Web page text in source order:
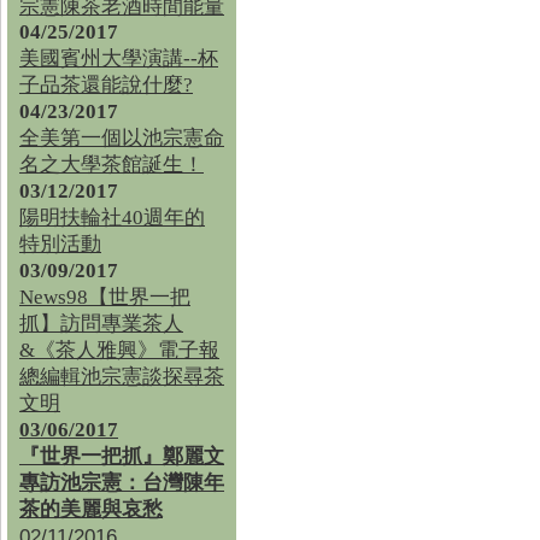
宗憲陳茶老酒時間能量
04/25/2017
美國賓州大學演講--杯
子品茶還能說什麼?
04/23/2017
全美第一個以池宗憲命
名之大學茶館誕生！
03/12/2017
陽明扶輪社40週年的
特別活動
03/09/2017
News98【世界一把
抓】訪問專業茶人
&《茶人雅興》電子報
總編輯池宗憲談探尋茶
文明
03/06/2017
『世界一把抓』鄭麗文
專訪池宗憲：台灣陳年
茶的美麗與哀愁